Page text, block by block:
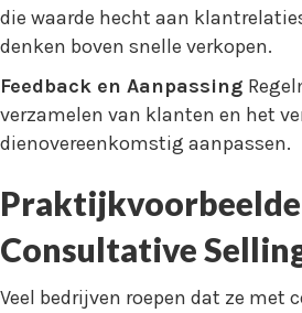
die waarde hecht aan
denken boven snelle verkopen.
Feedback en Aanpassing
verzamelen van klanten en het
dienovereenkomstig aanpassen.
Consultative
Veel bedrijven roepen dat ze met